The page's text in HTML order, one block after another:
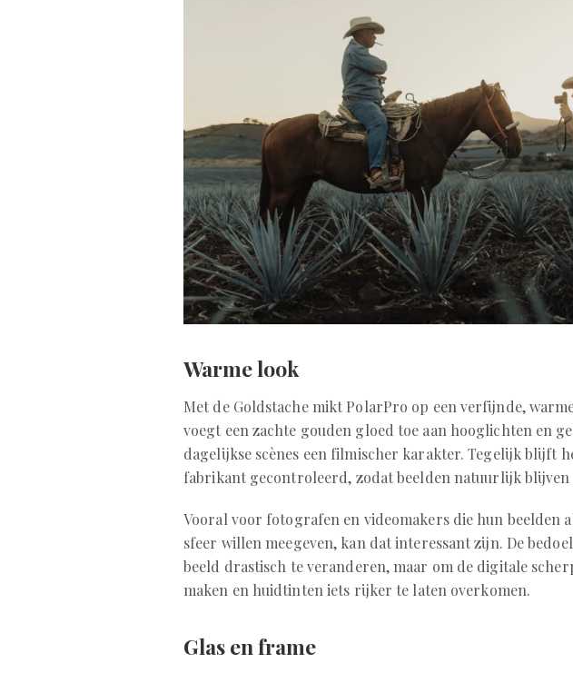
Warme look
Met de Goldstache mikt PolarPro op een verfijnde,
voegt een zachte gouden gloed toe aan hooglichten en
dagelijkse scènes een filmischer karakter. Tegelijk blijft
fabrikant gecontroleerd, zodat beelden natuurlijk blijven
Vooral voor fotografen en videomakers die hun beelden
sfeer willen meegeven, kan dat interessant zijn. De
beeld drastisch te veranderen, maar om de digitale
maken en huidtinten iets rijker te laten overkomen.
Glas en frame